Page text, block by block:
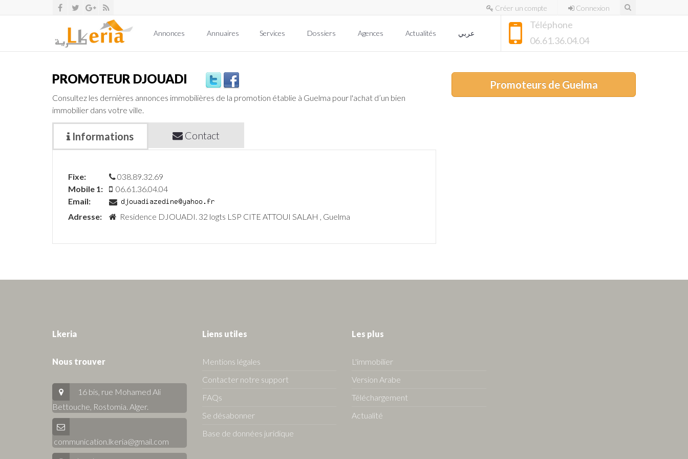
Créer un compte Connexion
Téléphone
06.61.36.04.04
Annonces Annuaires Services Dossiers Agences Actualités
PROMOTEUR DJOUADI
Consultez les dernières annonces immobilières de la promotion établie à Guelma pour l'achat d’un bien
immobilier dans votre ville.
Informations Contact
Fixe:
038.89.32.69
Mobile 1:
06.61.36.04.04
Email:
Adresse:
Residence DJOUADI. 32 logts LSP CITE ATTOUI SALAH , Guelma
Promoteurs de Guelma
Lkeria
Nous trouver
16 bis, rue Mohamed Ali
Bettouche, Rostomia. Alger.
communication.lkeria@gmail.com
Liens utiles
Mentions légales
Contacter notre support
FAQs
Se désabonner
Base de données juridique
Les plus
L'immobilier
Version Arabe
Téléchargement
Actualité